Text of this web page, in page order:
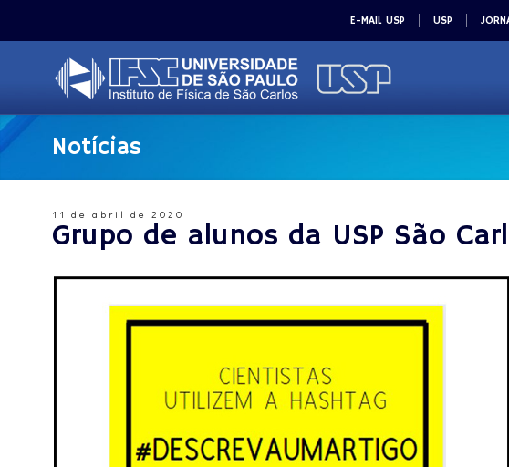
E-MAIL USP USP
Notícias
11 de abril de 2020
Grupo de alunos da USP São